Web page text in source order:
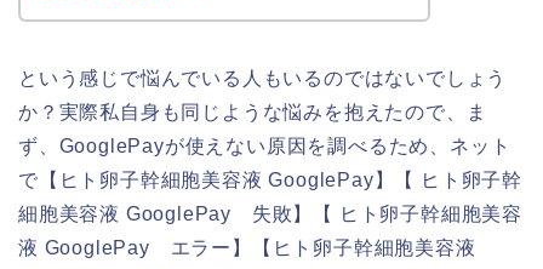
という感じで悩んでいる人もいるのではないでしょう
か？実際私自身も同じような悩みを抱えたので、ま
ず、GooglePayが使えない原因を調べるため、ネット
で【ヒト卵子幹細胞美容液 GooglePay】【 ヒト卵子幹
細胞美容液 GooglePay 失敗】【 ヒト卵子幹細胞美容
液 GooglePay エラー】【ヒト卵子幹細胞美容液